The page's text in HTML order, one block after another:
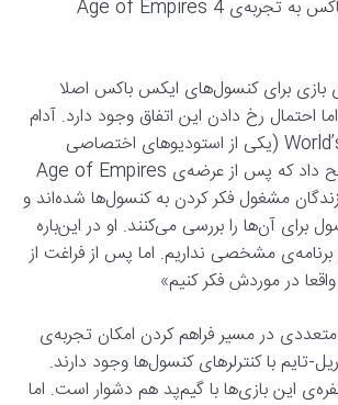
کنسول‌های ایکس باکس به تجربه‌ی Age of Empires 4
بازی برای کنسول‌های ایکس باکس اصلا
احتمال رخ دادن این اتفاق وجود دارد. آدام
ایسگرین از World’s Edge (یکی از استودیوهای اختصاصی
ایکس باکس) توضیح داد که پس از عرضه‌ی Age of Empires
مشغول فکر کردن به کنسول‌ها شده‌اند و
آن‌ها را بررسی می‌کنند. او در این‌باره
مشخصی نداریم. اما پس از فراغت از
در موردش فکر کنیم»
در مسیر فراهم کردن امکان تجربه‌ی
تایم با کنترلرهای کنسول‌ها وجود دارند.
این بازی‌ها با گیم‌پد هم دشوار است. اما